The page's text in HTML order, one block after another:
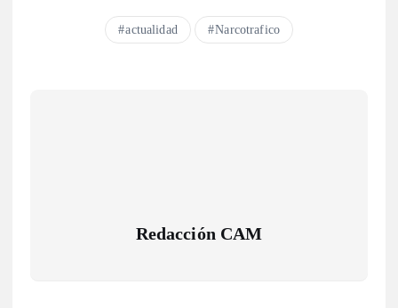
actualidad Narcotrafico
Redacción CAM